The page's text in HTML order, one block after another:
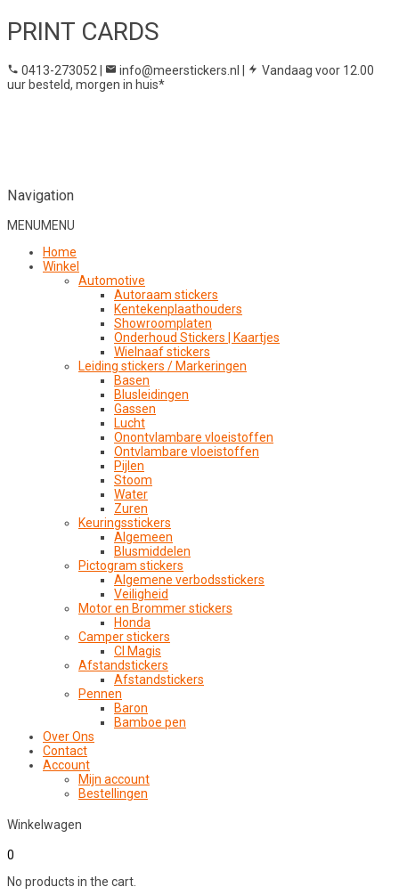
PRINT CARDS
0413-273052 | info@meerstickers.nl |
Vandaag voor 12.00
uur besteld, morgen in huis*
Navigation
MENUMENU
Home
Winkel
Automotive
Autoraam stickers
Kentekenplaathouders
Showroomplaten
Onderhoud Stickers | Kaartjes
Wielnaaf stickers
Leiding stickers / Markeringen
Basen
Blusleidingen
Gassen
Lucht
Onontvlambare vloeistoffen
Ontvlambare vloeistoffen
Pijlen
Stoom
Water
Zuren
Keuringsstickers
Algemeen
Blusmiddelen
Pictogram stickers
Algemene verbodsstickers
Veiligheid
Motor en Brommer stickers
Honda
Camper stickers
CI Magis
Afstandstickers
Afstandstickers
Pennen
Baron
Bamboe pen
Over Ons
Contact
Account
Mijn account
Bestellingen
Winkelwagen
0
No products in the cart.